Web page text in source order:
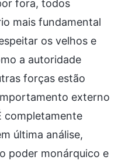
fora, todos
mais fundamental
os velhos e
a autoridade
forças estão
externo
completamente
última análise,
poder monárquico e